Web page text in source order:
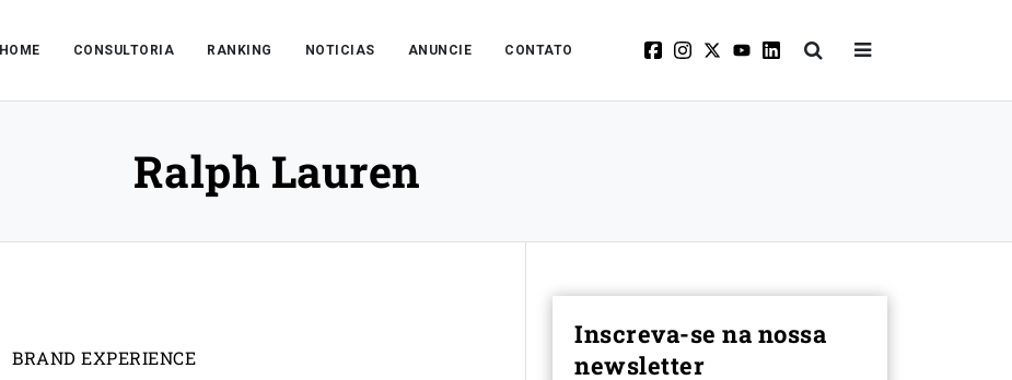
HOME CONSULTORIA RANKING NOTICIAS ANUNCIE CONTATO
Ralph Lauren
BRAND EXPERIENCE
Inscreva-se na nossa
newsletter